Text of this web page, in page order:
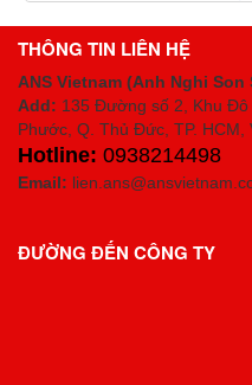
THÔNG TIN LIÊN HỆ
ANS Vietnam (Anh Nghi
Add: 135 Đường số 2, Khu Đô
Phước, Q. Thủ Đức, TP. HCM
Hotline: 0938214498
Email:
ĐƯỜNG ĐẾN CÔNG TY